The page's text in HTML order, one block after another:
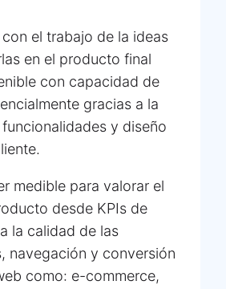
el trabajo de la ideas
en el producto final
con capacidad de
gracias a la
y diseño
medible para valorar el
desde KPIs de
la calidad de las
navegación y conversión
como: e-commerce,